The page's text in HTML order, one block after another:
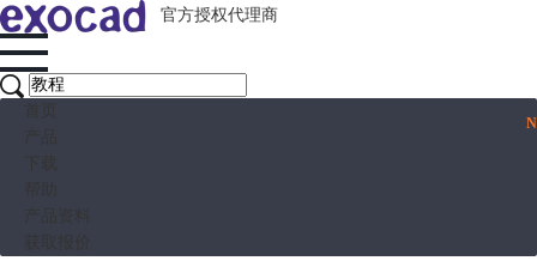
官方授权代理商